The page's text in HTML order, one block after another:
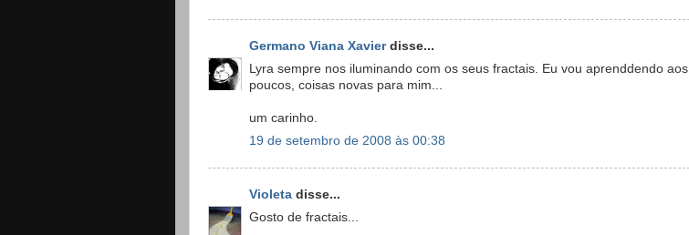
Germano Viana Xavierdisse...
Lyra sempre nos iluminando com os seus fractais. Eu vou aprenddendo aos
poucos, coisas novas para mim...
um carinho.
19 de setembro de 2008 às 00:38
Violeta disse...
Gosto de fractais...